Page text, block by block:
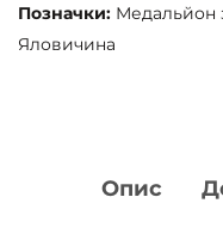
Позначки: Медальйон
Яловичина
Опис